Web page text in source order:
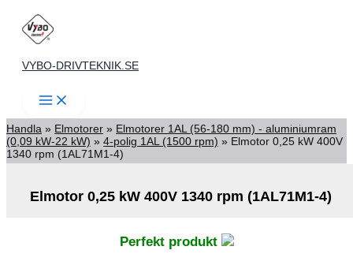
Hoppa
innehåll
VYBO-DRIVTEKNIK.SE
Handla » Elmotorer » Elmotorer 1AL (56-180 mm) - aluminiumram
(0,09 kW-22 kW) » 4-polig 1AL (1500 rpm) » Elmotor 0,25 kW 400V
1340 rpm (1AL71M1-4)
Elmotor 0,25 kW 400V 1340 rpm (1AL71M1-4)
Perfekt produkt